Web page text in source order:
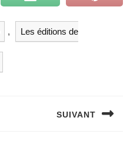
, Les éditions de
SUIVANT